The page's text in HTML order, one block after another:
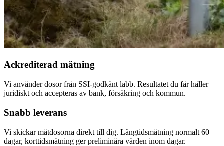
Ackrediterad mätning
Vi använder dosor från SSI-godkänt labb. Resultatet du får håller
juridiskt och accepteras av bank, försäkring och kommun.
Snabb leverans
Vi skickar mätdosorna direkt till dig. Långtidsmätning normalt 60
dagar, korttidsmätning ger preliminära värden inom dagar.